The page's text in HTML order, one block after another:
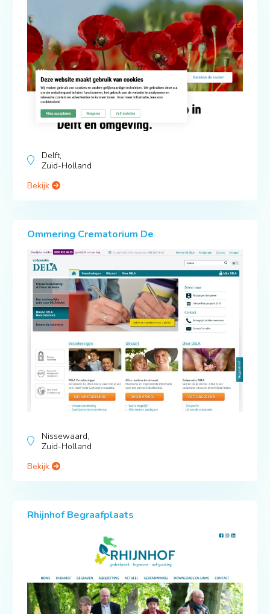
Delft,
Zuid-Holland
Bekijk
Ommering Crematorium De
Nissewaard,
Zuid-Holland
Bekijk
Rhijnhof Begraafplaats